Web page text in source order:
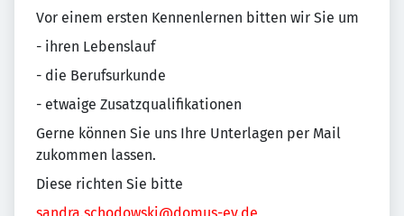
Vor einem ersten Kennenlernen bitten wir Sie um
- ihren Lebenslauf
- die Berufsurkunde
- etwaige Zusatzqualifikationen
Gerne können Sie uns Ihre Unterlagen per Mail
zukommen lassen.
Diese richten Sie bitte